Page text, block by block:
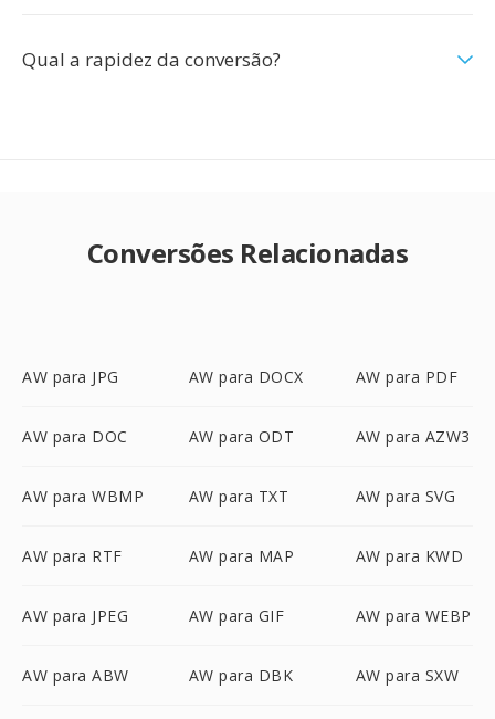
Qual a rapidez da conversão?
Conversões Relacionadas
AW para JPG AW para DOCX AW para PDF
AW para DOC AW para ODT AW para AZW3
AW para WBMP AW para TXT AW para SVG
AW para RTF AW para MAP AW para KWD
AW para JPEG AW para GIF AW para WEBP
AW para ABW AW para DBK AW para SXW